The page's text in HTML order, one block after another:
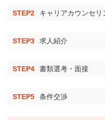
STEP2 キャリアカウンセリ
STEP3 求人紹介
STEP4 書類選考・面接
STEP5 条件交渉